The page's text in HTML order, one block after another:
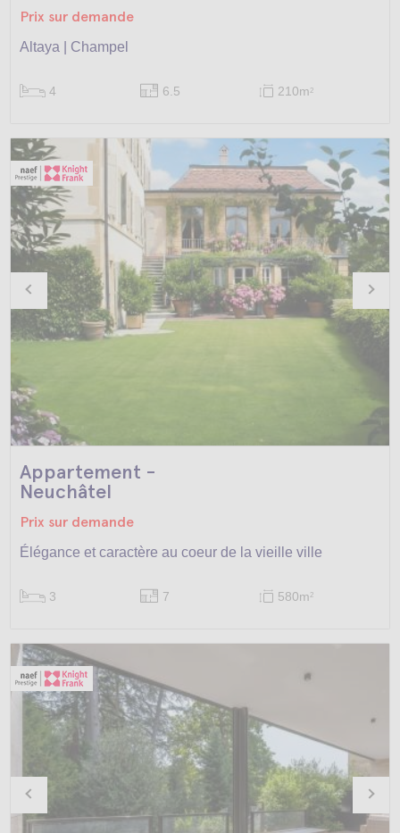
Prix sur demande
Altaya | Champel
4 6.5 210m2
Appartement -
Neuchâtel
Prix sur demande
Élégance et caractère au coeur de la vieille ville
3 7 580m2